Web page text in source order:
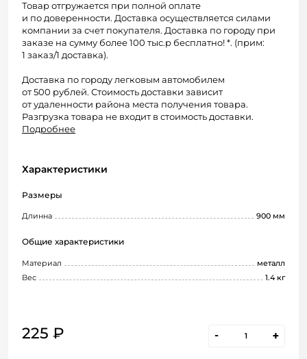
225 ₽ - +
Товар отгружается при полной оплате
и по доверенности. Доставка осуществляется силами
компании за счет покупателя. Доставка по городу при
заказе на сумму более 100 тыс.р бесплатно! *. (прим:
1 заказ/1 доставка).
Доставка по городу легковым автомобилем
от 500 рублей. Стоимость доставки зависит
от удаленности района места получения товара.
Разгрузка товара не входит в стоимость доставки.
Подробнее
Характеристики
Размеры
Длинна 900 мм
Общие характеристики
Материал
металл
Вес
1.4 кг